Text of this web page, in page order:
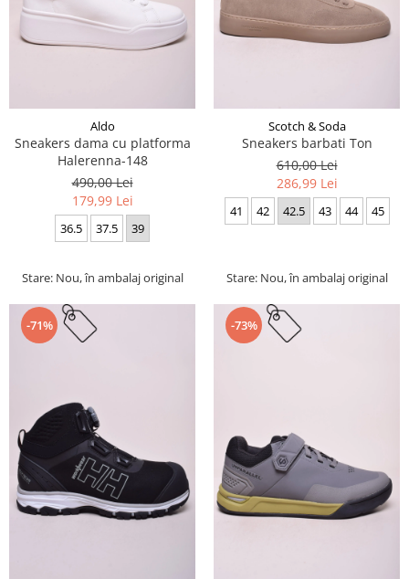
Aldo
Sneakers dama cu platforma
Halerenna-148
490,00 Lei
179,99 Lei
36.5 37.5 39
Stare: Nou, în ambalaj original
Scotch & Soda
Sneakers barbati Ton
610,00 Lei
286,99 Lei
41 42 42.5 43 44 45
Stare: Nou, în ambalaj original
-71% -73%